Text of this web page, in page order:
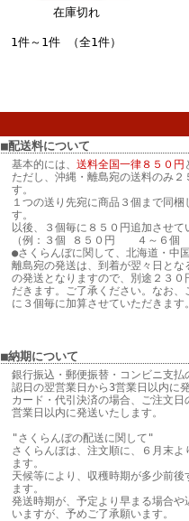
在庫切れ
1件～1件 （全1件）
■配送料について
基本的には、 送料全国一律８５０円
ただし、沖縄・離島宛の送料のみ２
す。
１つの送り先宛に商品３個まで同梱
す。
以後、３個毎に８５０円追加させて
（例：３個 ８５０円 ４～６個
●さくらんぼに関して、北海道・中
離島宛の発送は、到着が翌々日とな
の発送となりますので、別途２３０
だきます。ご了承ください。なお、
に３個毎に加算させていただきます
■納期について
銀行振込・郵便振替・コンビニ支払
認日の翌営業日から3営業日以内に
カード・代引決済の場合、ご注文日
営業日以内に発送いたします。
"さくらんぼの配送に関して"
さくらんぼは、注文順に、６月末よ
ます。
天候等により、収穫時期が多少前後
ます。
発送時期が、予定より早まる場合や
いますが、予めご了承願います。